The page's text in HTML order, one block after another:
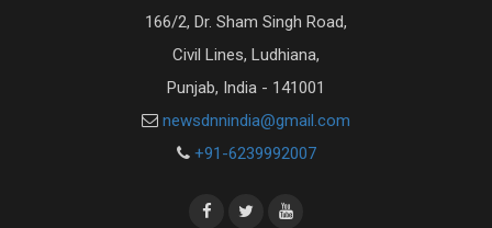
166/2, Dr. Sham Singh Road,
Civil Lines, Ludhiana,
Punjab, India - 141001
newsdnnindia@gmail.com
+91-6239992007